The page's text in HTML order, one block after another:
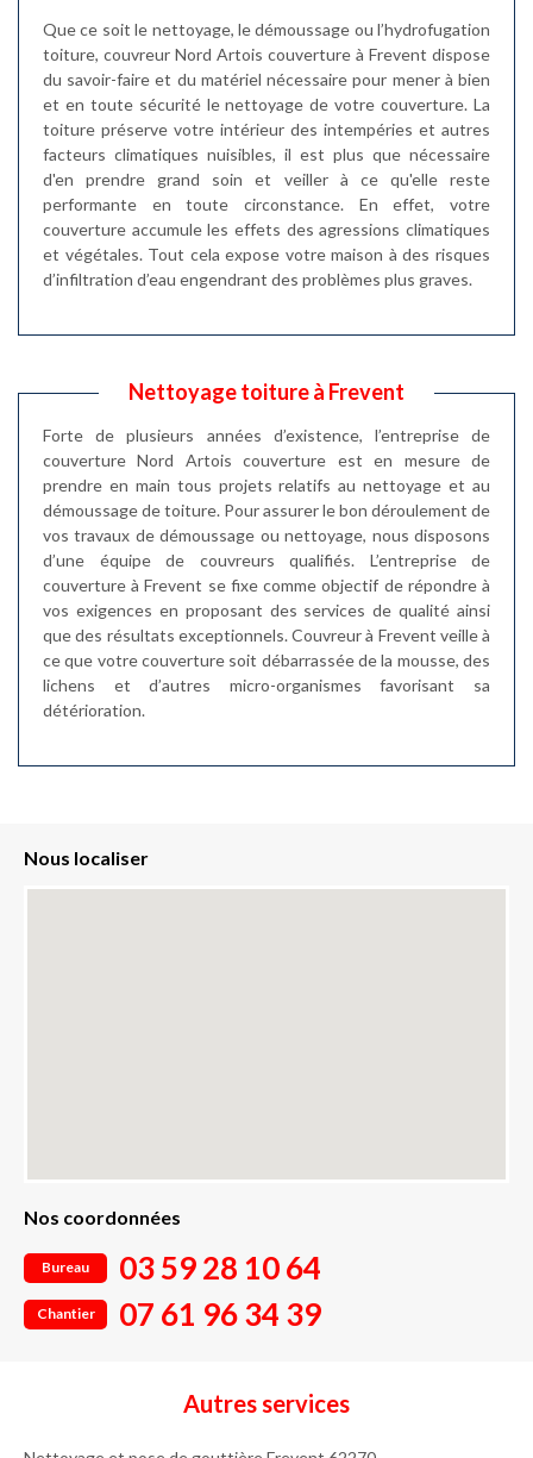
Que ce soit le nettoyage, le démoussage ou l’hydrofugation
toiture, couvreur Nord Artois couverture à Frevent dispose
du savoir-faire et du matériel nécessaire pour mener à bien
et en toute sécurité le nettoyage de votre couverture. La
toiture préserve votre intérieur des intempéries et autres
facteurs climatiques nuisibles, il est plus que nécessaire
d'en prendre grand soin et veiller à ce qu'elle reste
performante en toute circonstance. En effet, votre
couverture accumule les effets des agressions climatiques
et végétales. Tout cela expose votre maison à des risques
d’infiltration d’eau engendrant des problèmes plus graves.
Nettoyage toiture à Frevent
Forte de plusieurs années d’existence, l’entreprise de
couverture Nord Artois couverture est en mesure de
prendre en main tous projets relatifs au nettoyage et au
démoussage de toiture. Pour assurer le bon déroulement de
vos travaux de démoussage ou nettoyage, nous disposons
d’une équipe de couvreurs qualifiés. L’entreprise de
couverture à Frevent se fixe comme objectif de répondre à
vos exigences en proposant des services de qualité ainsi
que des résultats exceptionnels. Couvreur à Frevent veille à
ce que votre couverture soit débarrassée de la mousse, des
lichens et d’autres micro-organismes favorisant sa
détérioration.
Nous localiser
Nos coordonnées
Bureau 03 59 28 10 64
Chantier 07 61 96 34 39
Autres services